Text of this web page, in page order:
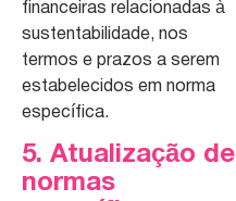
financeiras relacionadas à
sustentabilidade, nos
termos e prazos a serem
estabelecidos em norma
específica.
5. Atualização de
normas